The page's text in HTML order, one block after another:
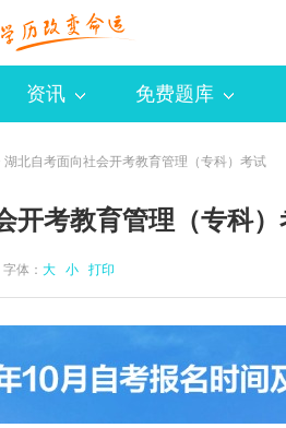
资讯 免费题库
湖北自考面向社会开考教育管理（专科）考试
开考教育管理（专科）
体： 大 小 打印